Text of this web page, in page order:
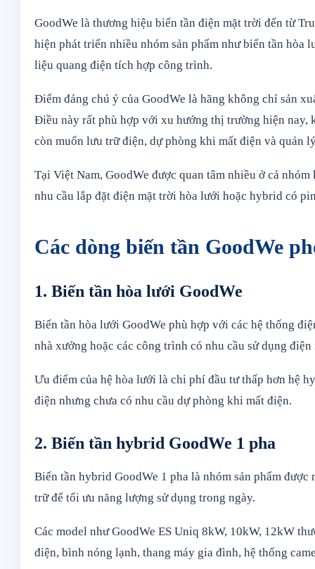
GoodWe là thương hiệu biến tần điện mặt trời đến từ
hiện phát triển nhiều nhóm sản phẩm như biến tần
liệu quang điện tích hợp công trình.
Điểm đáng chú ý của GoodWe là hãng không chỉ sản
Điều này rất phù hợp với xu hướng thị trường hiện nay,
còn muốn lưu trữ điện, dự phòng khi mất điện và quản
Tại Việt Nam, GoodWe được quan tâm nhiều ở cả
nhu cầu lắp đặt điện mặt trời hòa lưới hoặc hybrid có
Các dòng biến tần GoodWe
1. Biến tần hòa lưới GoodWe
Biến tần hòa lưới GoodWe phù hợp với các hệ thống
nhà xưởng hoặc các công trình có nhu cầu sử dụng
Ưu điểm của hệ hòa lưới là chi phí đầu tư thấp hơn hệ
điện nhưng chưa có nhu cầu dự phòng khi mất điện.
2. Biến tần hybrid GoodWe 1 pha
Biến tần hybrid GoodWe 1 pha là nhóm sản phẩm
trữ để tối ưu năng lượng sử dụng trong ngày.
Các model như GoodWe ES Uniq 8kW, 10kW, 12kW
điện, bình nóng lạnh, thang máy gia đình, hệ thống